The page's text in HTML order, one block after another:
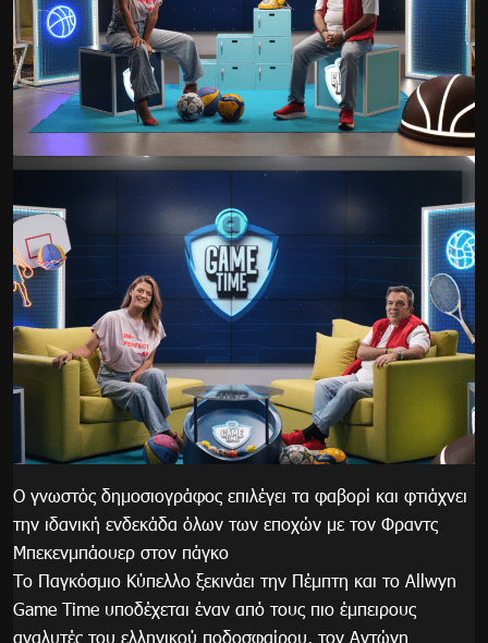
Ο γνωστός δημοσιογράφος επιλέγει τα φαβορί και φτιάχνει
την ιδανική ενδεκάδα όλων των εποχών με τον Φραντς
Μπεκενμπάουερ στον πάγκο
Το Παγκόσμιο Κύπελλο ξεκινάει την Πέμπτη και το Allwyn
Game Time υποδέχεται έναν από τους πιο έμπειρους
αναλυτές του ελληνικού ποδοσφαίρου, τον Αντώνη